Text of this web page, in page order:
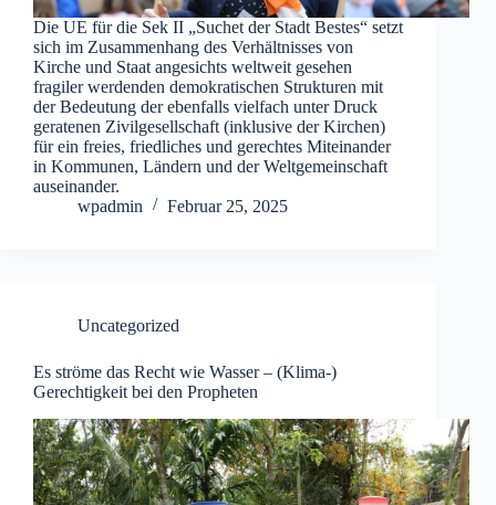
Die UE für die Sek II „Suchet der Stadt Bestes“ setzt
sich im Zusammenhang des Verhältnisses von
Kirche und Staat angesichts weltweit gesehen
fragiler werdenden demokratischen Strukturen mit
der Bedeutung der ebenfalls vielfach unter Druck
geratenen Zivilgesellschaft (inklusive der Kirchen)
für ein freies, friedliches und gerechtes Miteinander
in Kommunen, Ländern und der Weltgemeinschaft
auseinander.
wpadmin
Februar 25, 2025
Uncategorized
Es ströme das Recht wie Wasser – (Klima-)
Gerechtigkeit bei den Propheten